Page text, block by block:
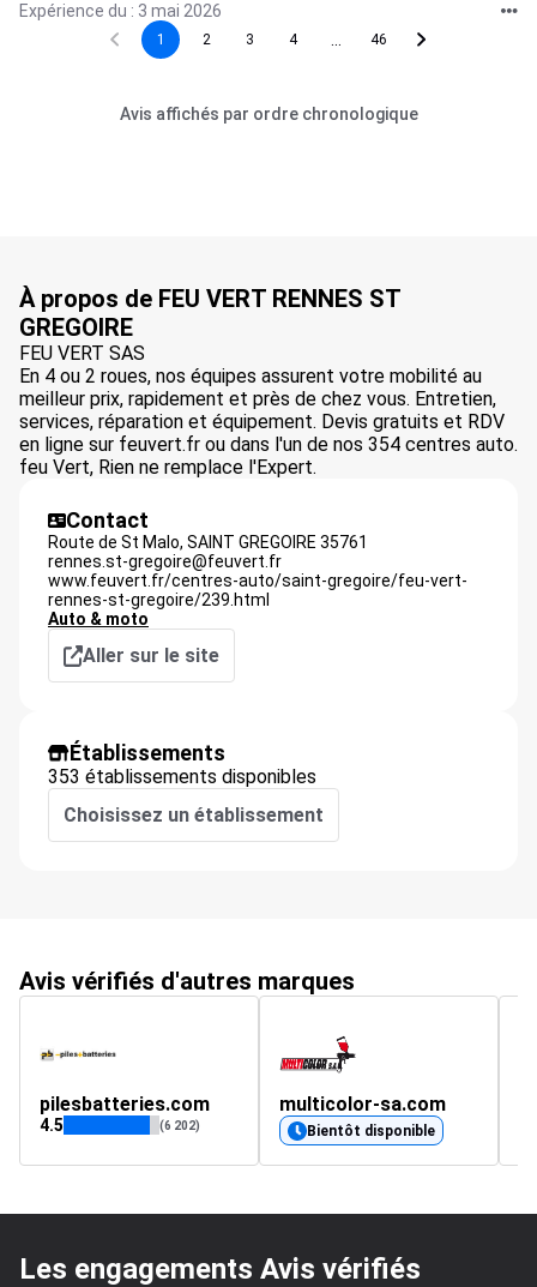
Expérience du : 3 mai 2026
1 2 3 4 46
Avis affichés par ordre chronologique
À propos de FEU VERT RENNES ST
GREGOIRE
FEU VERT SAS
En 4 ou 2 roues, nos équipes assurent votre mobilité au
meilleur prix, rapidement et près de chez vous. Entretien,
services, réparation et équipement. Devis gratuits et RDV
en ligne sur feuvert.fr ou dans l'un de nos 354 centres auto.
feu Vert, Rien ne remplace l'Expert.
Contact
Route de St Malo, SAINT GREGOIRE 35761
rennes.st-gregoire@feuvert.fr
www.feuvert.fr/centres-auto/saint-gregoire/feu-vert-
rennes-st-gregoire/239.html
Auto & moto
Aller sur le site
Établissements
353 établissements disponibles
Choisissez un établissement
Avis vérifiés d'autres marques
pilesbatteries.com
4.5 (6 202)
multicolor-sa.com
Bientôt disponible
Les engagements Avis vérifiés